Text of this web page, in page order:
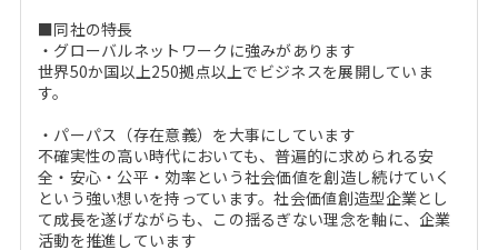
■同社の特長
・グローバルネットワークに強みがあります
世界50か国以上250拠点以上でビジネスを展開していま
す。
・パーパス（存在意義）を大事にしています
不確実性の高い時代においても、普遍的に求められる安
全・安心・公平・効率という社会価値を創造し続けていく
という強い想いを持っています。社会価値創造型企業とし
て成長を遂げながらも、この揺るぎない理念を軸に、企業
活動を推進しています